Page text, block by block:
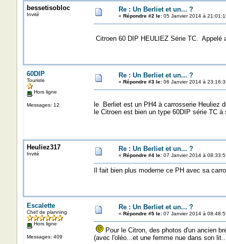
bessetisobloc
Invité
Re : Un Berliet et un... ?
« Répondre #2 le:05 Janvier 2014 à
Citroen 60 DIP HEULIEZ Série TC. Appelé
60DIP
Touriste
Hors ligne
Messages: 12
Re : Un Berliet et un... ?
« Répondre #3 le:06 Janvier 2014 à
le Berliet est un PH4 à carrosserie Heuliez
le Citroen est bien un type 60DIP série TC
Heuliez317
Invité
Re : Un Berliet et un... ?
« Répondre #4 le:07 Janvier 2014 à
Il fait bien plus moderne ce PH avec sa
Escalette
Chef de planning
Hors ligne
Messages: 409
Re : Un Berliet et un... ?
« Répondre #5 le:07 Janvier 2014 à
Pour le Citron, des photos d'un ancien
(avec l'oléo...et une femme nue dans son